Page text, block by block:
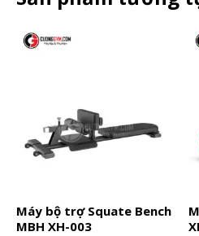
Máy bộ trợ Squate Bench
MBH XH-003